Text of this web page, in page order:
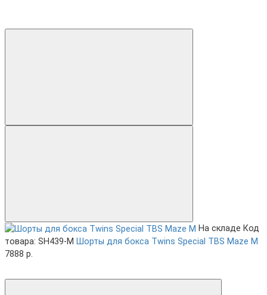
На складе Код
товара: SH439-M Шорты для бокса Twins Special TBS Maze M
7888 р.